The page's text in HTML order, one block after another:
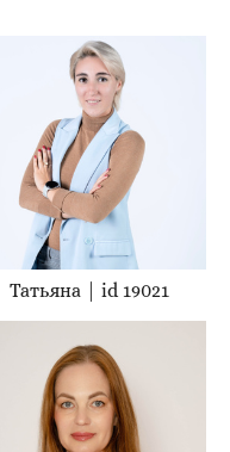
Татьяна | id 19021